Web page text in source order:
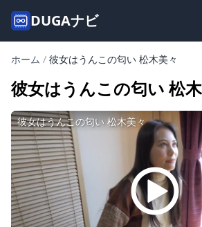
DUGAナビ
ホーム / 彼女はうんこの匂い 松木美々
彼女はうんこの匂い 松